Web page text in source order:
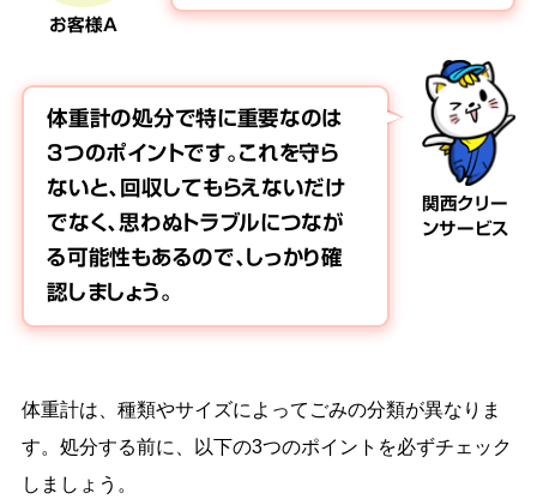
お客様A
関西クリー
ンサービス
体重計の処分で特に重要なのは
3つのポイントです。これを守ら
ないと、回収してもらえないだけ
でなく、思わぬトラブルにつなが
る可能性もあるので、しっかり確
認しましょう。
体重計は、種類やサイズによってごみの分類が異なりま
す。処分する前に、以下の3つのポイントを必ずチェック
しましょう。